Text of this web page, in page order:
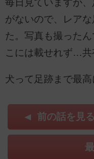
毎日見ていますが
がないので、レア
た。写真も撮った
こには載せれず…共
犬って足跡まで最高
前の話を見る